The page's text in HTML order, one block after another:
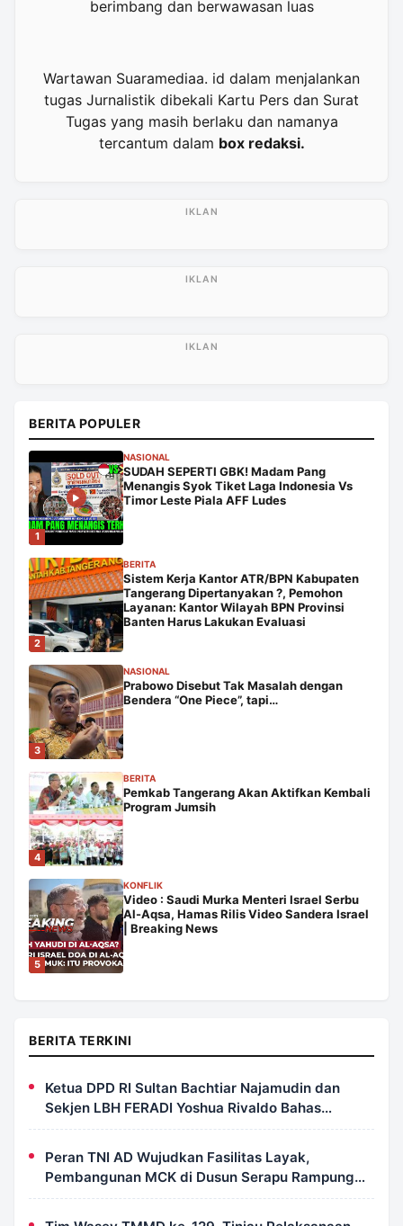
berimbang dan berwawasan luas
Wartawan Suaramediaa. id dalam menjalankan
tugas Jurnalistik dibekali Kartu Pers dan Surat
Tugas yang masih berlaku dan namanya
tercantum dalam box redaksi.
BERITA POPULER
1
NASIONAL
SUDAH SEPERTI GBK! Madam Pang
Menangis Syok Tiket Laga Indonesia Vs
Timor Leste Piala AFF Ludes
2
BERITA
Sistem Kerja Kantor ATR/BPN Kabupaten
Tangerang Dipertanyakan ?, Pemohon
Layanan: Kantor Wilayah BPN Provinsi
Banten Harus Lakukan Evaluasi
3
NASIONAL
Prabowo Disebut Tak Masalah dengan
Bendera “One Piece”, tapi…
4
BERITA
Pemkab Tangerang Akan Aktifkan Kembali
Program Jumsih
5
KONFLIK
Video : Saudi Murka Menteri Israel Serbu
Al-Aqsa, Hamas Rilis Video Sandera Israel
| Breaking News
BERITA TERKINI
Ketua DPD RI Sultan Bachtiar Najamudin dan
Sekjen LBH FERADI Yoshua Rivaldo Bahas
Geopolitik dan Supremasi Hukum
Peran TNI AD Wujudkan Fasilitas Layak,
Pembangunan MCK di Dusun Serapu Rampung
Dikerjakan